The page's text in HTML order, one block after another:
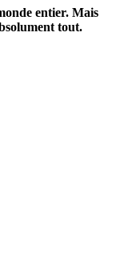
entier. Mais
tout.